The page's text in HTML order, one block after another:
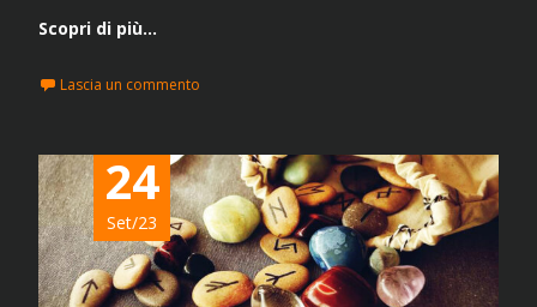
Scopri di più…
Lascia un commento
24
Set/23